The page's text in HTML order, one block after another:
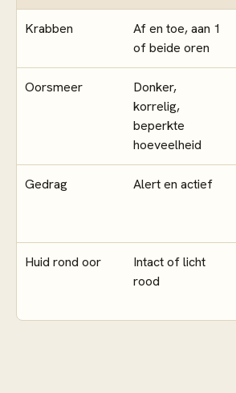
Krabben
Af en toe, aan 1
of beide oren
Oorsmeer
Donker,
korrelig,
beperkte
hoeveelheid
Gedrag Alert en actief
Huid rond oor
Intact of licht
rood